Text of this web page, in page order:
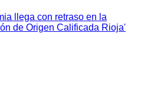
llega con retraso en la
de Origen Calificada Rioja'